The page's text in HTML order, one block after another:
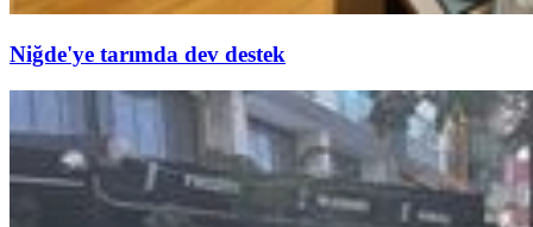
Niğde'ye tarımda dev destek